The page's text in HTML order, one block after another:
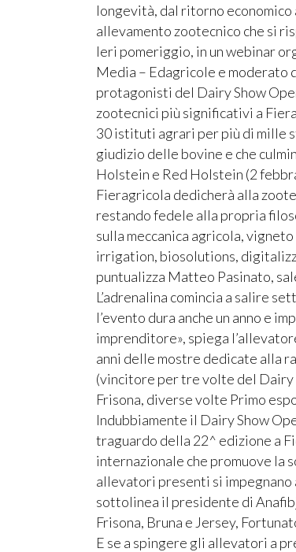
longevità, dal ritorno economico
allevamento zootecnico che si
Ieri pomeriggio, in un webinar
Media – Edagricole e moderato
protagonisti del Dairy Show
zootecnici più significativi a
30 istituti agrari per più di mille
giudizio delle bovine e che
Holstein e Red Holstein (2
Fieragricola dedicherà alla
restando fedele alla propria
sulla meccanica agricola,
irrigation, biosolutions,
puntualizza Matteo Pasinato,
L’adrenalina comincia a salire
l’evento dura anche un anno e
imprenditore», spiega
anni delle mostre dedicate alla
(vincitore per tre volte del
Frisona, diverse volte Primo
Indubbiamente il Dairy Show
traguardo della 22^ edizione a
internazionale che promuove la
allevatori presenti si impegnano
sottolinea il presidente di
Frisona, Bruna e Jersey,
E se a spingere gli allevatori a